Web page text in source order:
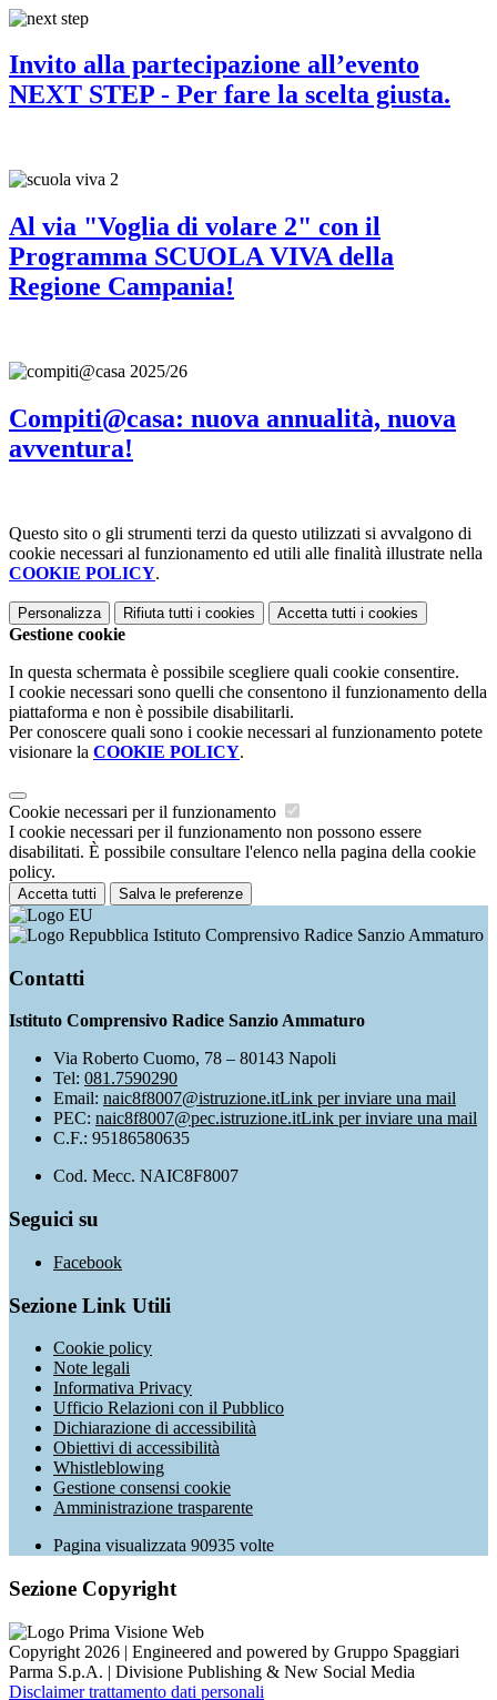
Invito alla partecipazione all’evento
NEXT STEP - Per fare la scelta giusta.
Al via "Voglia di volare 2" con il
Programma SCUOLA VIVA della
Regione Campania!
Compiti@casa: nuova annualità, nuova
avventura!
Questo sito o gli strumenti terzi da questo utilizzati si avvalgono di
cookie necessari al funzionamento ed utili alle finalità illustrate nella
COOKIE POLICY.
Personalizza Rifiuta tutti i cookies Accetta tutti i cookies
Gestione cookie
In questa schermata è possibile scegliere quali cookie consentire.
I cookie necessari sono quelli che consentono il funzionamento della
piattaforma e non è possibile disabilitarli.
Per conoscere quali sono i cookie necessari al funzionamento potete
visionare la COOKIE POLICY.
Cookie necessari per il funzionamento
I cookie necessari per il funzionamento non possono essere
disabilitati. È possibile consultare l'elenco nella pagina della cookie
policy.
Accetta tutti Salva le preferenze
Istituto Comprensivo Radice Sanzio Ammaturo
Contatti
Istituto Comprensivo Radice Sanzio Ammaturo
Via Roberto Cuomo, 78 – 80143 Napoli
Tel: 081.7590290
Email: naic8f8007@istruzione.itLink per inviare una mail
PEC: naic8f8007@pec.istruzione.itLink per inviare una mail
C.F.: 95186580635
Cod. Mecc. NAIC8F8007
Seguici su
Facebook
Sezione Link Utili
Cookie policy
Note legali
Informativa Privacy
Ufficio Relazioni con il Pubblico
Dichiarazione di accessibilità
Obiettivi di accessibilità
Whistleblowing
Gestione consensi cookie
Amministrazione trasparente
Pagina visualizzata 90935 volte
Sezione Copyright
Copyright 2026 | Engineered and powered by Gruppo Spaggiari
Parma S.p.A. | Divisione Publishing & New Social Media
Disclaimer trattamento dati personali